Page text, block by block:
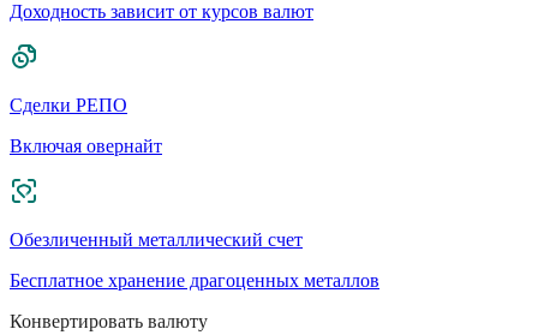
Доходность зависит от курсов валют
Сделки РЕПО
Включая овернайт
Обезличенный металлический счет
Бесплатное хранение драгоценных металлов
Конвертировать валюту